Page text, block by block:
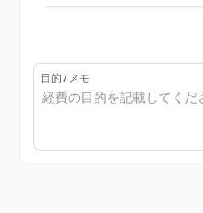
目的 / メモ